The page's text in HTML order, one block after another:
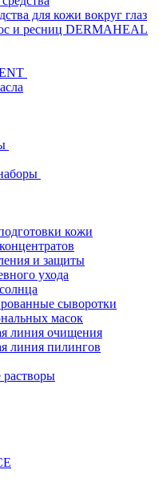
для кожи вокруг глаз
и ресниц DERMAHEAL
кожи
и защиты
ухода
сыворотки
масок
линия очищения
линия пилингов
растворы